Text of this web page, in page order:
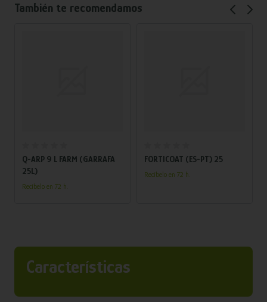
También te recomendamos
Q-ARP 9 L FARM (GARRAFA
25L)
Recíbelo en 72 h.
FORTICOAT (ES-PT) 25
Recíbelo en 72 h.
Características